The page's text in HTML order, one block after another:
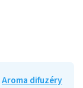
Aroma difuzéry